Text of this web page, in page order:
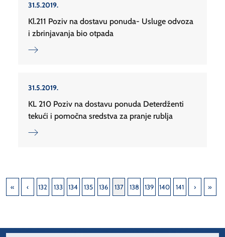
31.5.2019.
Kl.211 Poziv na dostavu ponuda- Usluge odvoza
i zbrinjavanja bio otpada
31.5.2019.
KL 210 Poziv na dostavu ponuda Deterdženti
tekući i pomočna sredstva za pranje rublja
132 133 134 135 136 137 138 139 140 141